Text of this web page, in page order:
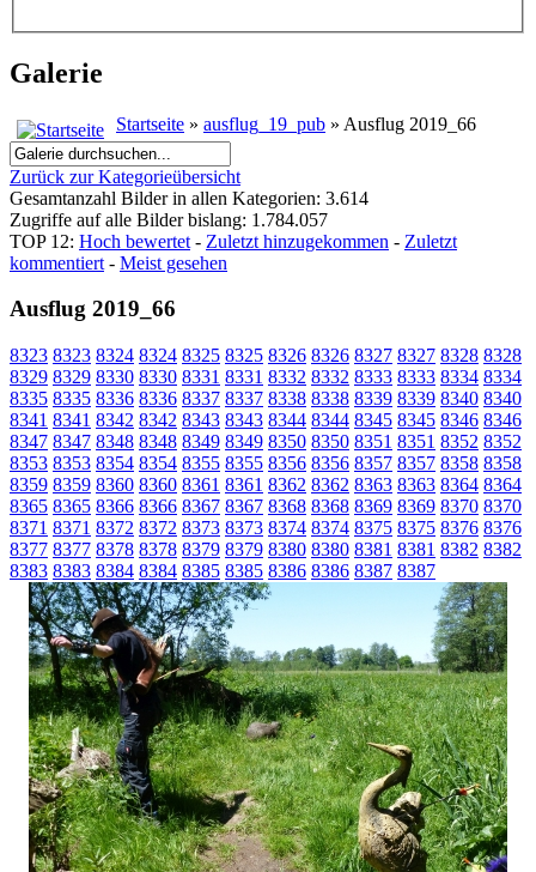
Galerie
Startseite » ausflug_19_pub » Ausflug 2019_66
Zurück zur Kategorieübersicht
Gesamtanzahl Bilder in allen Kategorien: 3.614
Zugriffe auf alle Bilder bislang: 1.784.057
TOP 12: Hoch bewertet - Zuletzt hinzugekommen - Zuletzt
kommentiert - Meist gesehen
Ausflug 2019_66
8323 8323 8324 8324 8325 8325 8326 8326 8327 8327 8328 8328
8329 8329 8330 8330 8331 8331 8332 8332 8333 8333 8334 8334
8335 8335 8336 8336 8337 8337 8338 8338 8339 8339 8340 8340
8341 8341 8342 8342 8343 8343 8344 8344 8345 8345 8346 8346
8347 8347 8348 8348 8349 8349 8350 8350 8351 8351 8352 8352
8353 8353 8354 8354 8355 8355 8356 8356 8357 8357 8358 8358
8359 8359 8360 8360 8361 8361 8362 8362 8363 8363 8364 8364
8365 8365 8366 8366 8367 8367 8368 8368 8369 8369 8370 8370
8371 8371 8372 8372 8373 8373 8374 8374 8375 8375 8376 8376
8377 8377 8378 8378 8379 8379 8380 8380 8381 8381 8382 8382
8383 8383 8384 8384 8385 8385 8386 8386 8387 8387